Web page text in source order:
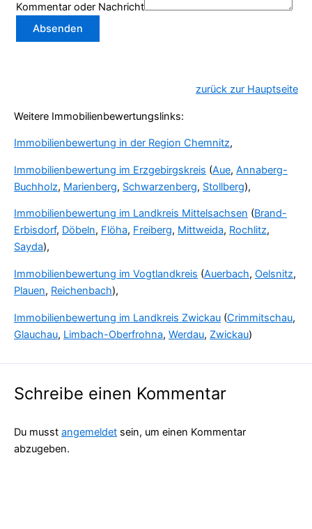
Kommentar oder Nachricht
Absenden
zurück zur Hauptseite
Weitere Immobilienbewertungslinks:
Immobilienbewertung in der Region Chemnitz,
Immobilienbewertung im Erzgebirgskreis (Aue, Annaberg-
Buchholz, Marienberg, Schwarzenberg, Stollberg),
Immobilienbewertung im Landkreis Mittelsachsen (Brand-
Erbisdorf, Döbeln, Flöha, Freiberg, Mittweida, Rochlitz,
Sayda),
Immobilienbewertung im Vogtlandkreis (Auerbach, Oelsnitz,
Plauen, Reichenbach),
Immobilienbewertung im Landkreis Zwickau (Crimmitschau,
Glauchau, Limbach-Oberfrohna, Werdau, Zwickau)
Schreibe einen Kommentar
Du musst angemeldet sein, um einen Kommentar
abzugeben.